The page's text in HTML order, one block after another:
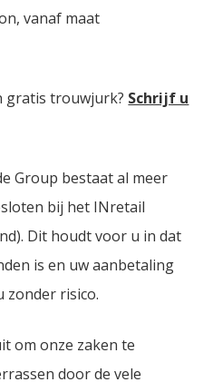
vanaf maat
gratis trouwjurk? Schrijf u
Group bestaat al meer
bij het INretail
Dit houdt voor u in dat
is en uw aanbetaling
zonder risico.
om onze zaken te
door de vele